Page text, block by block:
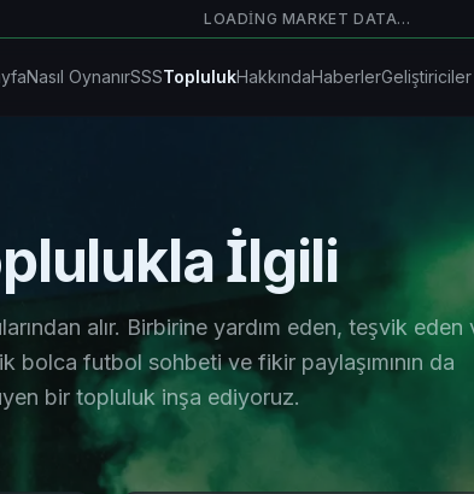
LOADING MARKET DATA…
Nasıl OynanırSSSToplulukHakkındaHaberlerGeliştiriciler
İlgili
alır. Birbirine yardım eden, teşvik eden
bolca futbol sohbeti ve fikir paylaşımının da
bir topluluk inşa ediyoruz.